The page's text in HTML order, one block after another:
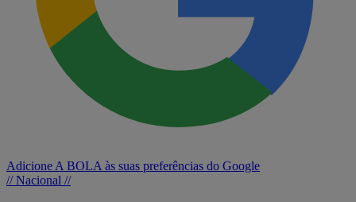
Adicione A BOLA às suas preferências do Google
// Nacional //